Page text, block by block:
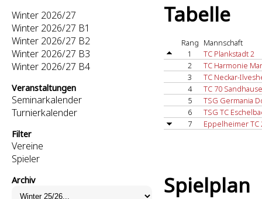
Winter 2026/27
Winter 2026/27 B1
Winter 2026/27 B2
Winter 2026/27 B3
Winter 2026/27 B4
Veranstaltungen
Seminarkalender
Turnierkalender
Filter
Vereine
Spieler
Archiv
Tabelle
Rang Mannschaft
1
TC Plankstadt 2
2
TC Harmonie
3
TC Neckar-
4
TC 70
5
TSG Germania
6
TSG TC
7
Eppelheimer TC
Spielplan